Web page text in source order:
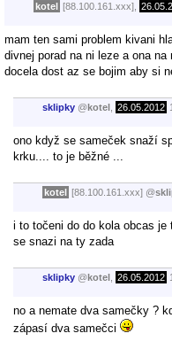
kotel [88.100.161.xxx],
mam ten sami problem kivani
divnej porad na ni leze a ona
docela dost az se bojim aby si
sklipky @kotel 26.05.2012
ono když se sameček snaží
krku.... to je běžné ...
kotel [88.100.161.xxx] @
i to točeni do do kola obcas
se snazi na ty zada
sklipky @kotel 26.05.2012
no a nemate dva samečky ?
zápasí dva samečci